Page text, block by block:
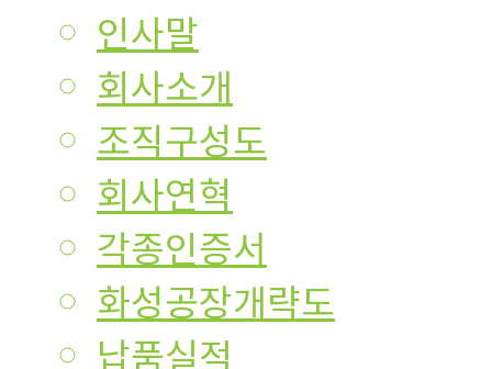
인사말
회사소개
조직구성도
회사연혁
각종인증서
화성공장개략도
납품실적